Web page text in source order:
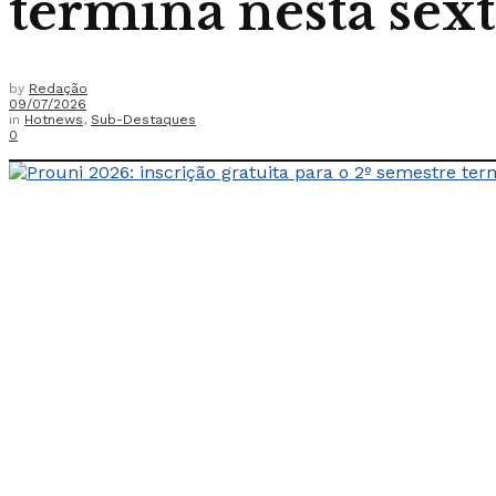
by Redação
09/07/2026
in Hotnews, Sub-Destaques
0